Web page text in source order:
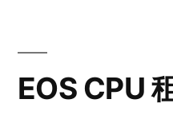
EOS CPU